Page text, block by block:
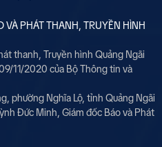
VÀ PHÁT THANH, TRUYỀN HÌNH
thanh, Truyền hình Quảng Ngãi
11/2020 của Bộ Thông tin và
phường Nghĩa Lộ, tỉnh Quảng Ngãi
Đức Minh, Giám đốc Báo và Phát